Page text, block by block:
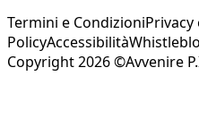
Termini e CondizioniPrivacy
PolicyAccessibilità
Copyright 2026 ©Avvenire